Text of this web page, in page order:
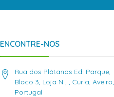
ENCONTRE-NOS
Rua dos Plátanos Ed. Parque,
Bloco 3, Loja N , , Curia, Aveiro,
Portugal